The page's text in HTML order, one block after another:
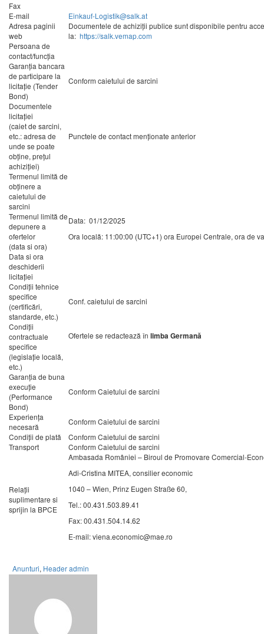
Fax
E-mail
Einkauf-Logistik@salk.at
Adresa paginii
web
Documentele de achiziţii publice sunt disponibile pentru
la: https://salk.vemap.com
Persoana de
contact/funcţia
Garanţia bancara
de participare la
licitaţie (Tender
Bond)
Conform caietului de sarcini
Documentele
licitaţiei
(caiet de sarcini,
etc.: adresa de
unde se poate
obţine, preţul
achiziţiei)
Punctele de contact menţionate anterior
Termenul limită de
obţinere a
caietului de
sarcini
Termenul limită de
depunere a
ofertelor
(data si ora)
Data: 01/12/2025
Ora locală: 11:00:00 (UTC+1) ora Europei Centrale, ora de
Data si ora
deschiderii
licitaţiei
Condiţii tehnice
specifice
(certificări,
standarde, etc.)
Conf. caietului de sarcini
Condiţii
contractuale
specifice
(legislaţie locală,
etc.)
Ofertele se redactează în limba Germană
Garanţia de buna
execuţie
(Performance
Bond)
Conform Caietului de sarcini
Experienţa
necesară
Conform Caietului de sarcini
Condiţii de plată
Conform Caietului de sarcini
Transport
Conform Caietului de sarcini
Relaţii
suplimentare si
sprijin la BPCE
Ambasada României – Biroul de Promovare Comercial-
Adi-Cristina MITEA, consilier economic
1040 – Wien, Prinz Eugen Straße 60,
Tel.: 00.431.503.89.41
Fax: 00.431.504.14.62
E-mail: viena.economic@mae.ro
Anunturi, Headeradmin